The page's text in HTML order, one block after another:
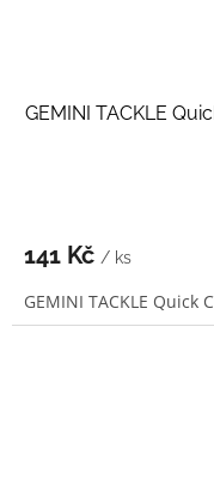
GEMINI TACKLE
141 Kč / ks
GEMINI TACKLE Quick